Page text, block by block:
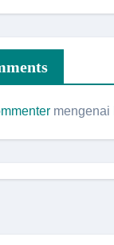
mengenai